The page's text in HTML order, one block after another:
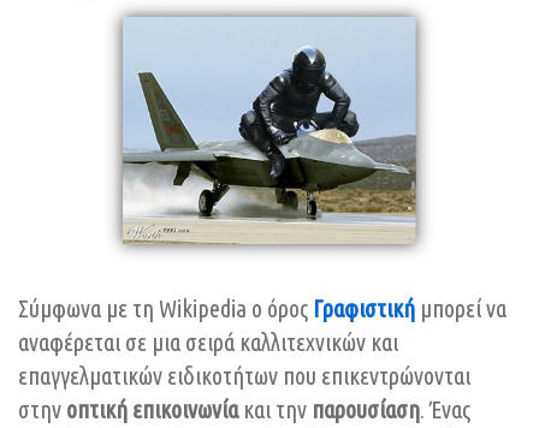
Σύμφωνα με τη Wikipedia o όρος Γραφιστική μπορεί να
αναφέρεται σε μια σειρά καλλιτεχνικών και
επαγγελματικών ειδικοτήτων που επικεντρώνονται
στην οπτική επικοινωνίακαι την παρουσίαση. Ένας